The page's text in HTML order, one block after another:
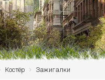
Костёр Зажигалки